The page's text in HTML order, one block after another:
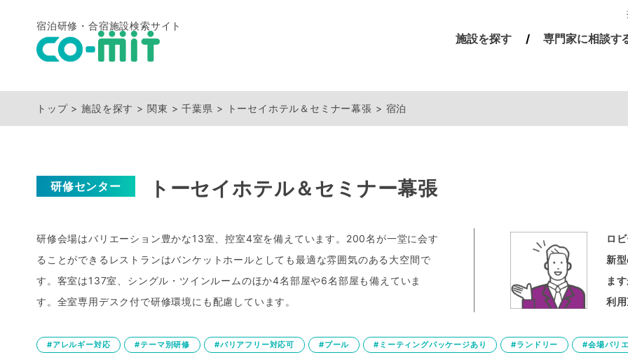
宿泊研修・合宿施設検索サイト
施設を探す 専門家に相談す
トップ 施設を探す 関東 千葉県 トーセイホテル＆セミナー幕張 宿泊
研修センター トーセイホテル＆セミナー幕張
研修会場はバリエーション豊かな13室、控室4室を備えています。200名が一堂に会す
ることができるレストランはバンケットホールとしても最適な雰囲気のある大空間で
す。客室は137室、シングル・ツインルームのほか4名部屋や6名部屋も備えていま
す。全室専用デスク付で研修環境にも配慮しています。
ロ
新
ま
利
#アレルギー対応 #テーマ別研修 #バリアフリー対応可 #プール #ミーティングパッケージあり #ランドリー
#会場バリ